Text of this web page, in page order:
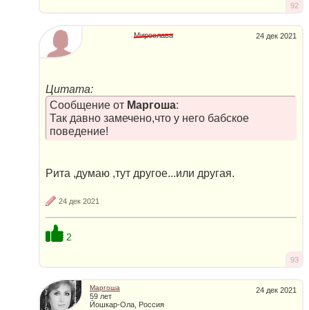
92
24 дек 2021
Мирослава
Цитата:
Сообщение от Маргоша:
Так давно замечено,что у него бабское
поведение!
Рита ,думаю ,тут другое...или другая.
24 дек 2021
2
93
24 дек 2021
Маргоша
59 лет
Йошкар-Ола, Россия